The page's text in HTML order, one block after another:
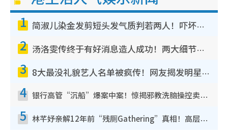
1 简淑儿染金发剪短头发气质判若两人！吓坏老公麦大力都认不出：“你做什么？”
2 汤洛雯传终于有好消息造人成功！两大细节曝孕味极浓引猜测：大肚婆先会咁！
3 8大最没礼貌艺人名单被疯传！网友揭发明星真面目，一致数落这一位是无品天花板？
4 银行高管“沉船”爆案中案！惊揭邪教洗脑操控卖淫被吞600万，幕后黑手讲多错多
5 林芊妤亲解12年前“残厕Gathering”真相！高层解约一句话重创尊严，至今拒返TVB